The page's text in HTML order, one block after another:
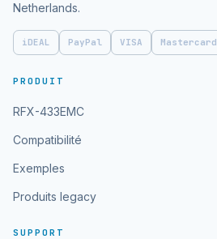
Netherlands.
iDEAL PayPal VISA Mastercard
PRODUIT
RFX-433EMC
Compatibilité
Exemples
Produits legacy
SUPPORT